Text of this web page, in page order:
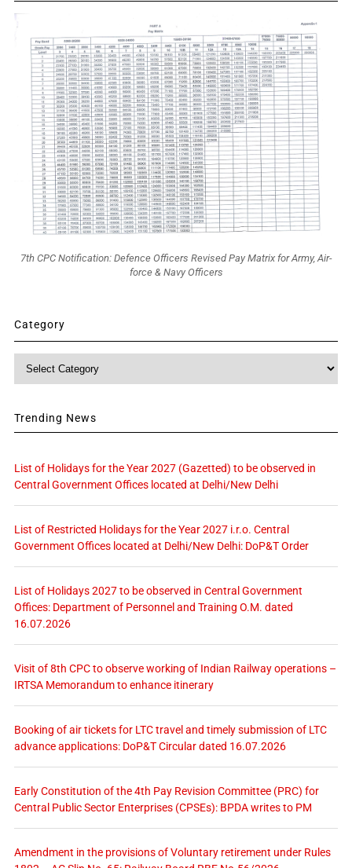
7th CPC Notification: Defence Officers Revised Pay Matrix for Army, Air-
force & Navy Officers
Category
Category
Trending News
List of Holidays for the Year 2027 (Gazetted) to be observed in
Central Government Offices located at Delhi/New Delhi
List of Restricted Holidays for the Year 2027 i.r.o. Central
Government Offices located at Delhi/New Delhi: DoP&T Order
List of Holidays 2027 to be observed in Central Government
Offices: Department of Personnel and Training O.M. dated
16.07.2026
Visit of 8th CPC to observe working of Indian Railway operations –
IRTSA Memorandum to enhance itinerary
Booking of air tickets for LTC travel and timely submission of LTC
advance applications: DoP&T Circular dated 16.07.2026
Early Constitution of the 4th Pay Revision Committee (PRC) for
Central Public Sector Enterprises (CPSEs): BPDA writes to PM
Amendment in the provisions of Voluntary retirement under Rules